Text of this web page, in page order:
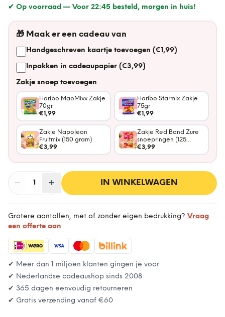
✔ Op voorraad — Voor 22:45 besteld, morgen in huis!
🎁 Maak er een cadeau van
Handgeschreven kaartje toevoegen (€1,99)
Inpakken in cadeaupapier (€3,99)
Zakje snoep toevoegen
Haribo MaoMixx Zakje
70gr
€1,99
Haribo Starmix Zakje
75gr
€1,99
Zakje Napoleon
Fruitmix (150 gram)
€3,99
Zakje Red Band Zure
snoepringen (125
gram)
€3,99
− Aantal
1 + IN WINKELWAGEN
Grotere aantallen, met of zonder eigen bedrukking? Vraag
een offerte aan
✔ Meer dan 1 miljoen klanten gingen je voor
✔ Nederlandse cadeaushop sinds 2008
✔ 365 dagen eenvoudig retourneren
✔ Gratis verzending vanaf €60